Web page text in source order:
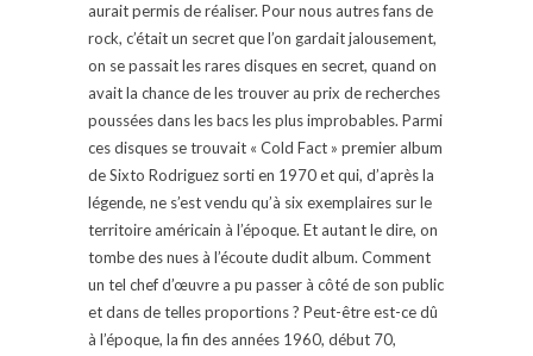
aurait permis de réaliser. Pour nous autres fans de
rock, c’était un secret que l’on gardait jalousement,
on se passait les rares disques en secret, quand on
avait la chance de les trouver au prix de recherches
poussées dans les bacs les plus improbables. Parmi
ces disques se trouvait « Cold Fact » premier album
de Sixto Rodriguez sorti en 1970 et qui, d’après la
légende, ne s’est vendu qu’à six exemplaires sur le
territoire américain à l’époque. Et autant le dire, on
tombe des nues à l’écoute dudit album. Comment
un tel chef d’œuvre a pu passer à côté de son public
et dans de telles proportions ? Peut-être est-ce dû
à l’époque, la fin des années 1960, début 70,